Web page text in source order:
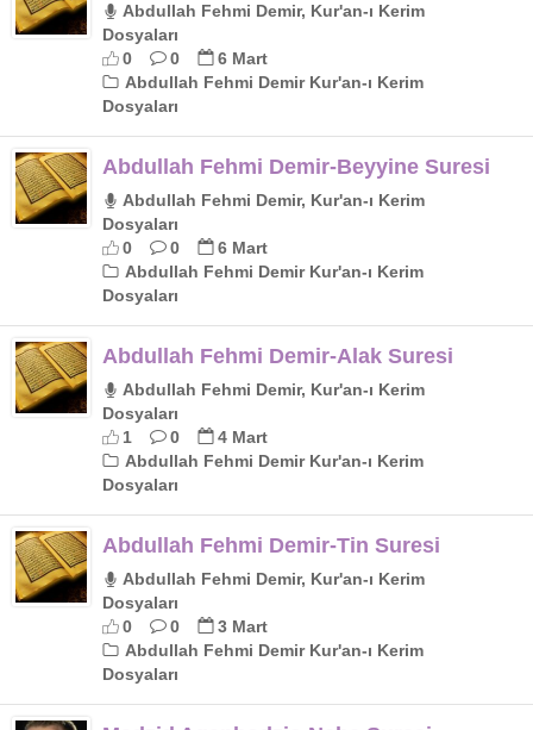
Abdullah Fehmi Demir, Kur'an-ı Kerim
Dosyaları
0
0
6 Mart
Abdullah Fehmi Demir Kur'an-ı Kerim
Dosyaları
Abdullah Fehmi Demir-Beyyine Suresi
Abdullah Fehmi Demir, Kur'an-ı Kerim
Dosyaları
0
0
6 Mart
Abdullah Fehmi Demir Kur'an-ı Kerim
Dosyaları
Abdullah Fehmi Demir-Alak Suresi
Abdullah Fehmi Demir, Kur'an-ı Kerim
Dosyaları
1
0
4 Mart
Abdullah Fehmi Demir Kur'an-ı Kerim
Dosyaları
Abdullah Fehmi Demir-Tin Suresi
Abdullah Fehmi Demir, Kur'an-ı Kerim
Dosyaları
0
0
3 Mart
Abdullah Fehmi Demir Kur'an-ı Kerim
Dosyaları